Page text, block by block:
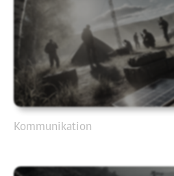
Kommunikation